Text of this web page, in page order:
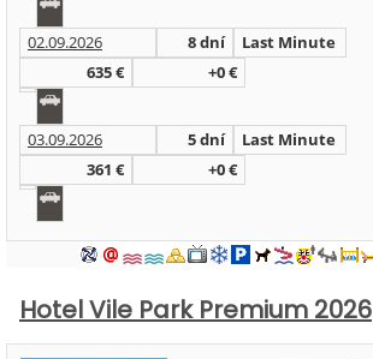
02.09.2026 8 dní
Last Minute
635 €
+0 €
03.09.2026 5 dní
Last Minute
361 €
+0 €
Hotel Vile Park Premium 2026